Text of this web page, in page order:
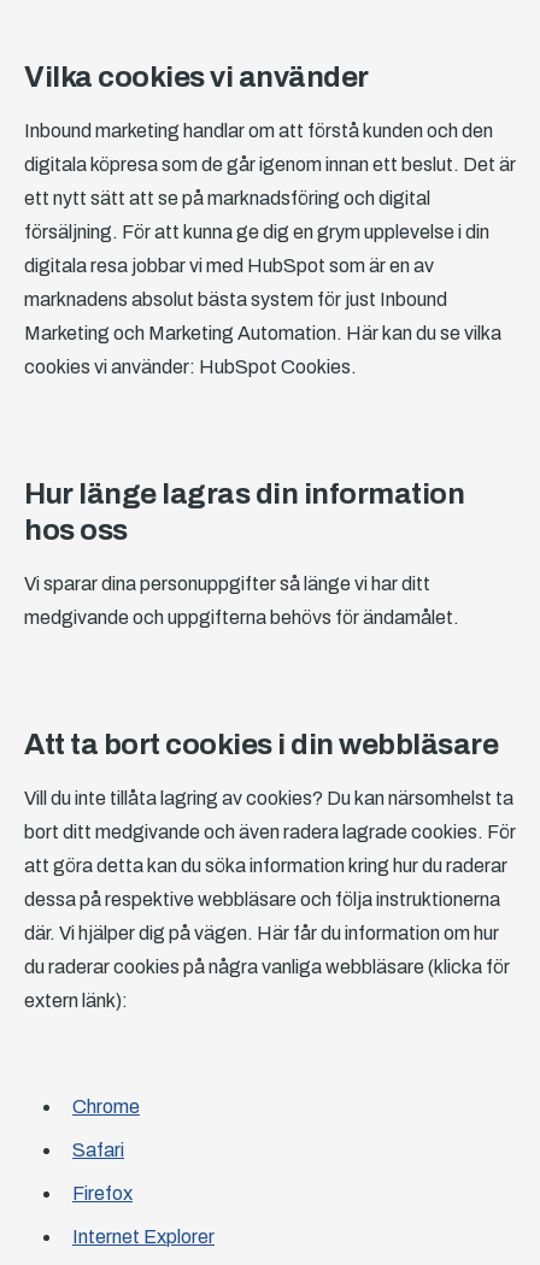
Vilka cookies vi använder
Inbound marketing handlar om att förstå kunden och den
digitala köpresa som de går igenom innan ett beslut. Det är
ett nytt sätt att se på marknadsföring och digital
försäljning. För att kunna ge dig en grym upplevelse i din
digitala resa jobbar vi med HubSpot som är en av
marknadens absolut bästa system för just Inbound
Marketing och Marketing Automation. Här kan du se vilka
cookies vi använder: HubSpot Cookies.
Hur länge lagras din information
hos oss
Vi sparar dina personuppgifter så länge vi har ditt
medgivande och uppgifterna behövs för ändamålet.
Att ta bort cookies i din webbläsare
Vill du inte tillåta lagring av cookies? Du kan närsomhelst ta
bort ditt medgivande och även radera lagrade cookies. För
att göra detta kan du söka information kring hur du raderar
dessa på respektive webbläsare och följa instruktionerna
där. Vi hjälper dig på vägen. Här får du information om hur
du raderar cookies på några vanliga webbläsare (klicka för
extern länk):
Chrome
Safari
Firefox
Internet Explorer